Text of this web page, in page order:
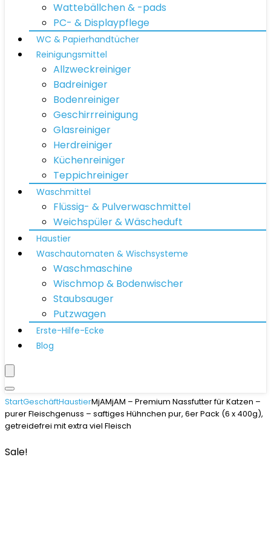
Wattebällchen & -pads
PC- & Displaypflege
WC & Papierhandtücher
Reinigungsmittel
Allzweckreiniger
Badreiniger
Bodenreiniger
Geschirrreinigung
Glasreiniger
Herdreiniger
Küchenreiniger
Teppichreiniger
Waschmittel
Flüssig- & Pulverwaschmittel
Weichspüler & Wäscheduft
Haustier
Waschautomaten & Wischsysteme
Waschmaschine
Wischmop & Bodenwischer
Staubsauger
Putzwagen
Erste-Hilfe-Ecke
Blog
StartGeschäftHaustierMjAMjAM – Premium Nassfutter für Katzen –
purer Fleischgenuss – saftiges Hühnchen pur, 6er Pack (6 x 400g),
getreidefrei mit extra viel Fleisch
Sale!